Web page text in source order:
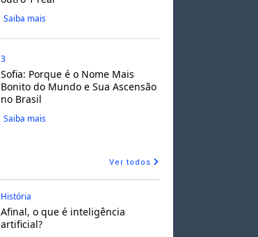
Saiba mais
3
Sofia: Porque é o Nome Mais
Bonito do Mundo e Sua Ascensão
no Brasil
Saiba mais
Ver todos
História
Afinal, o que é inteligência
artificial?